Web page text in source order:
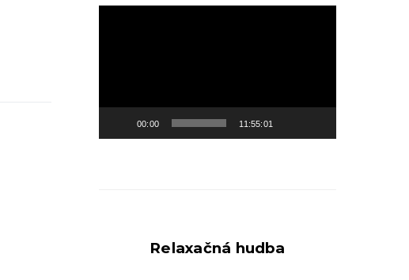
00:00 11:55:01
Relaxačná hudba